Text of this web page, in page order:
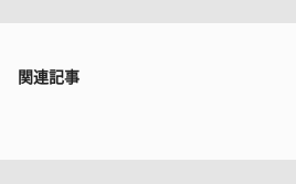
関連記事